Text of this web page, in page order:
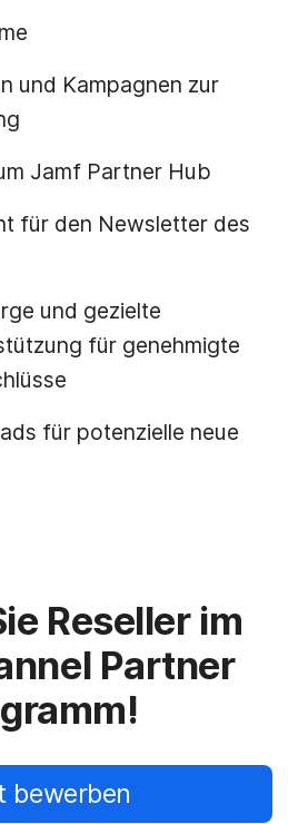
und Kampagnen zur
Jamf Partner Hub
für den Newsletter des
und gezielte
für genehmigte
für potenzielle neue
Reseller im
Partner
bewerben